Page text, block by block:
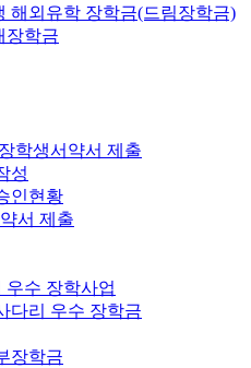
해외유학 장학금(드림장학금)
장학금
학생서약서 제출
성
인현황
서 제출
우수 장학사업
다리 우수 장학금
장학금